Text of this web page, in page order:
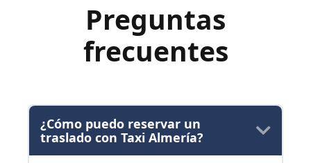
Preguntas
frecuentes
¿Cómo puedo reservar un
traslado con Taxi Almería?